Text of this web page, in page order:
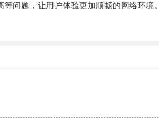
问题，让用户体验更加顺畅的网络环境。